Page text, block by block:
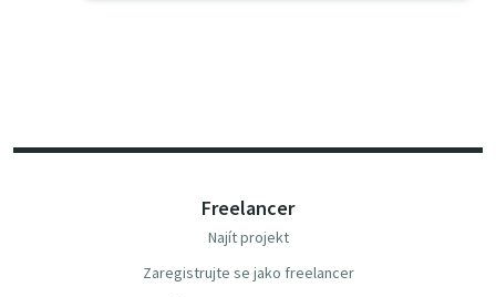
Freelancer
Najít projekt
Zaregistrujte se jako freelancer